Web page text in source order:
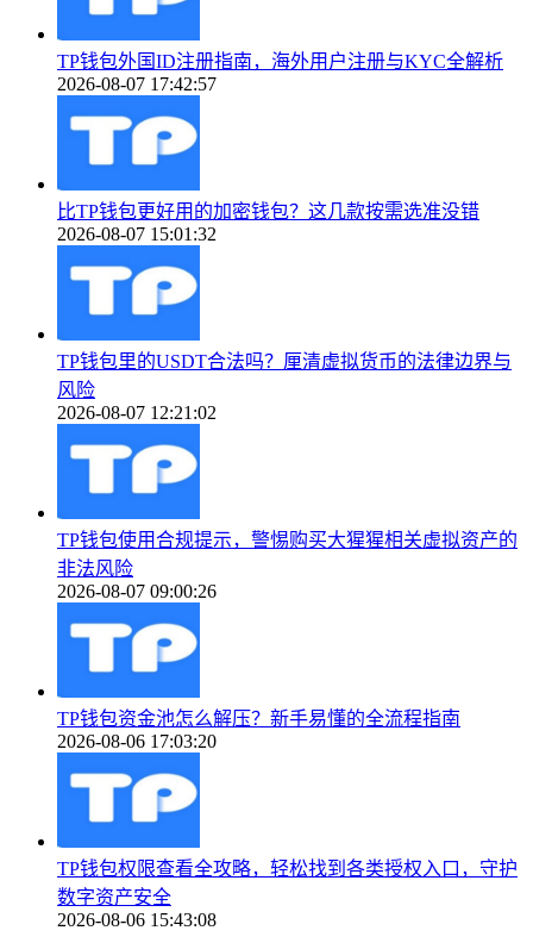
TP钱包外国ID注册指南，海外用户注册与KYC全解析
2026-08-07 17:42:57
比TP钱包更好用的加密钱包？这几款按需选准没错
2026-08-07 15:01:32
TP钱包里的USDT合法吗？厘清虚拟货币的法律边界与
风险
2026-08-07 12:21:02
TP钱包使用合规提示，警惕购买大猩猩相关虚拟资产的
非法风险
2026-08-07 09:00:26
TP钱包资金池怎么解压？新手易懂的全流程指南
2026-08-06 17:03:20
TP钱包权限查看全攻略，轻松找到各类授权入口，守护
数字资产安全
2026-08-06 15:43:08